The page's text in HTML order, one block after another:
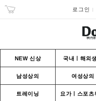
로그인
NEW 신상 국내ㅣ해외
남성상의 여성상의
트레이닝 요가ㅣ스포츠